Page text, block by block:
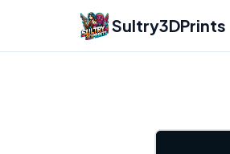
Sultry3DPrints